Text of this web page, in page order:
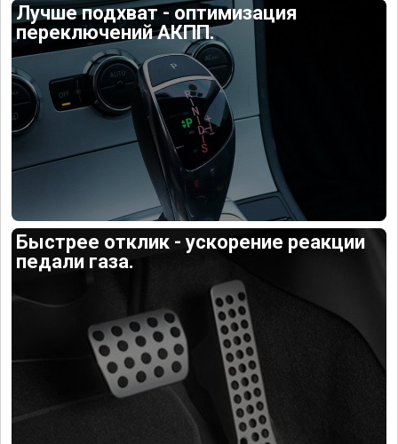
Лучше подхват - оптимизация
переключений АКПП.
Быстрее отклик - ускорение реакции
педали газа.